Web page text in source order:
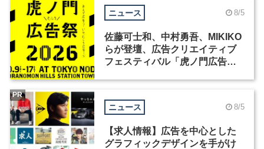
ニュース 8/5
佐藤可士和、中村勇吾、MIKIKO
らが登壇、広告クリエイティブ
フェスティバル「虎ノ門広告
ニュース 8/5
【求人情報】広告を中心とした
グラフィックデザインを手がけ
PR